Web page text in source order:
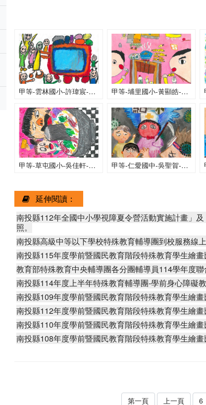
甲等-雲林國小-許瑋宸-期待美味的到來 甲等-埔里國小-黃顯皓-好吃的午餐
甲等-草屯國小-吳佳軒-幸福的火鍋 甲等-仁愛國中-吳聖賀-等待·結束
延伸閱讀：
南投縣112年全國中小學視障夏令營活動實施計畫」
照。
南投縣高級中等以下學校特殊教育輔導團到校服務線
南投縣115年度學前暨國民教育階段特殊教育學生繪
教育部特殊教育中央輔導團各分團輔導員114學年度
南投縣114年度上半年特殊教育輔導團-學前身心障礙
南投縣109年度學前暨國民教育階段特殊教育學生繪
南投縣112年度學前暨國民教育階段特殊教育學生繪
南投縣110年度學前暨國民教育階段特殊教育學生繪
南投縣108年度學前暨國民教育階段特殊教育學生繪
第一頁 上一頁 6